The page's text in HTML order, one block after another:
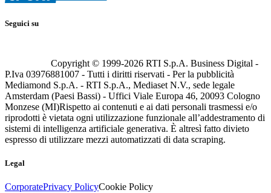
Seguici su
Copyright © 1999-2026 RTI S.p.A. Business Digital -
P.Iva 03976881007 - Tutti i diritti riservati - Per la pubblicità
Mediamond S.p.A. - RTI S.p.A., Mediaset N.V., sede legale
Amsterdam (Paesi Bassi) - Uffici Viale Europa 46, 20093 Cologno
Monzese (MI)Rispetto ai contenuti e ai dati personali trasmessi e/o
riprodotti è vietata ogni utilizzazione funzionale all’addestramento di
sistemi di intelligenza artificiale generativa. È altresì fatto divieto
espresso di utilizzare mezzi automatizzati di data scraping.
Legal
CorporatePrivacy PolicyCookie Policy